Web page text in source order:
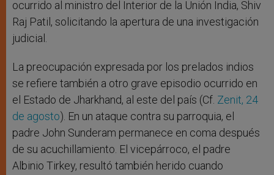
ocurrido al ministro del Interior de la Unión India, Shiv
Raj Patil, solicitando la apertura de una investigación
judicial.
La preocupación expresada por los prelados indios
se refiere también a otro grave episodio ocurrido en
el Estado de Jharkhand, al este del país (Cf. Zenit, 24
de agosto). En un ataque contra su parroquia, el
padre John Sunderam permanece en coma después
de su acuchillamiento. El vicepárroco, el padre
Albinio Tirkey, resultó también herido cuando